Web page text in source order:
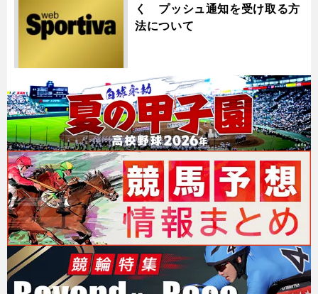
く プッシュ通知を受け取る方
法について